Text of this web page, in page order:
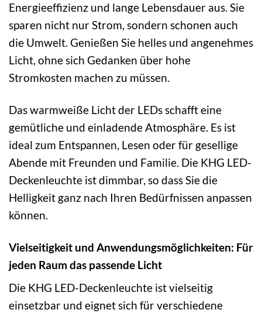
Energieeffizienz und lange Lebensdauer aus. Sie
sparen nicht nur Strom, sondern schonen auch
die Umwelt. Genießen Sie helles und angenehmes
Licht, ohne sich Gedanken über hohe
Stromkosten machen zu müssen.
Das warmweiße Licht der LEDs schafft eine
gemütliche und einladende Atmosphäre. Es ist
ideal zum Entspannen, Lesen oder für gesellige
Abende mit Freunden und Familie. Die KHG LED-
Deckenleuchte ist dimmbar, so dass Sie die
Helligkeit ganz nach Ihren Bedürfnissen anpassen
können.
Vielseitigkeit und Anwendungsmöglichkeiten: Für
jeden Raum das passende Licht
Die KHG LED-Deckenleuchte ist vielseitig
einsetzbar und eignet sich für verschiedene